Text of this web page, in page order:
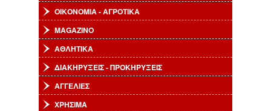
ΟΙΚΟΝΟΜΙΑ - ΑΓΡΟΤΙΚΑ
MAGAZINO
ΑΘΛΗΤΙΚΑ
ΔΙΑΚΗΡΥΞΕΙΣ - ΠΡΟΚΗΡΥΞΕΙΣ
ΑΓΓΕΛΙΕΣ
ΧΡΗΣΙΜΑ